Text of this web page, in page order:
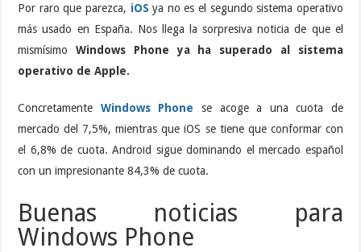
Por raro que parezca, iOS ya no es el segundo sistema operativo
más usado en España. Nos llega la sorpresiva noticia de que el
mismísimoWindows Phone ya ha superado al sistema
operativo de Apple.
Concretamente Windows Phone se acoge a una cuota de
mercado del 7,5%, mientras que iOS se tiene que conformar con
el 6,8% de cuota. Android sigue dominando el mercado español
con un impresionante 84,3% de cuota.
Buenas noticias para
Windows Phone